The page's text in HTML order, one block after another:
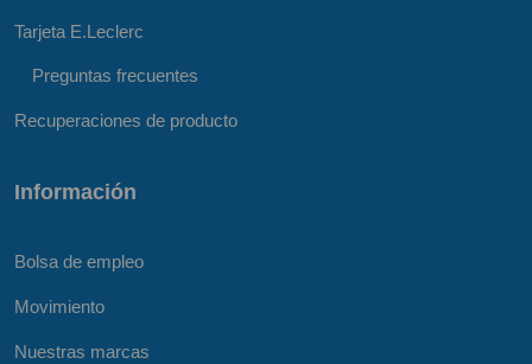
Tarjeta E.Leclerc
Preguntas frecuentes
Recuperaciones de producto
Información
Bolsa de empleo
Movimiento
Nuestras marcas